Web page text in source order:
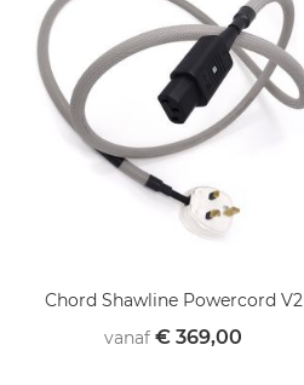
Chord Shawline Powercord V2
vanaf € 369,00